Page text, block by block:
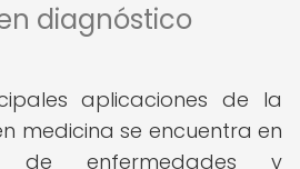
diagnóstico
aplicaciones de la
medicina se encuentra en
de enfermedades y